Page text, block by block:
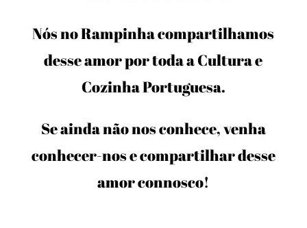
Nós no Rampinha compartilhamos
desse amor por toda a Cultura e
Cozinha Portuguesa.
Se ainda não nos conhece, venha
conhecer-nos e compartilhar desse
amor connosco!